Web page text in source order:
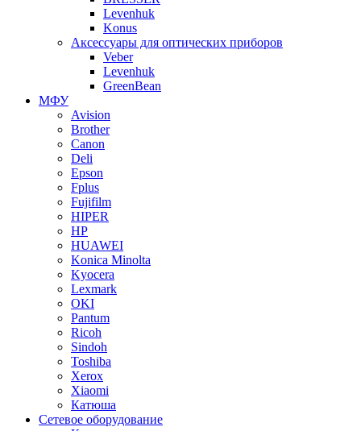
Levenhuk
Konus
Аксессуары для оптических приборов
Veber
Levenhuk
GreenBean
МФУ
Avision
Brother
Canon
Deli
Epson
Fplus
Fujifilm
HIPER
HP
HUAWEI
Konica Minolta
Kyocera
Lexmark
OKI
Pantum
Ricoh
Sindoh
Toshiba
Xerox
Xiaomi
Катюша
Сетевое оборудование